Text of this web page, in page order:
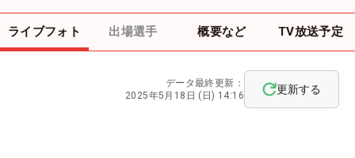
ライブフォト 出場選手 概要など TV放送予定
データ最終更新：
2025年5月18日 (日) 14:16
更新する